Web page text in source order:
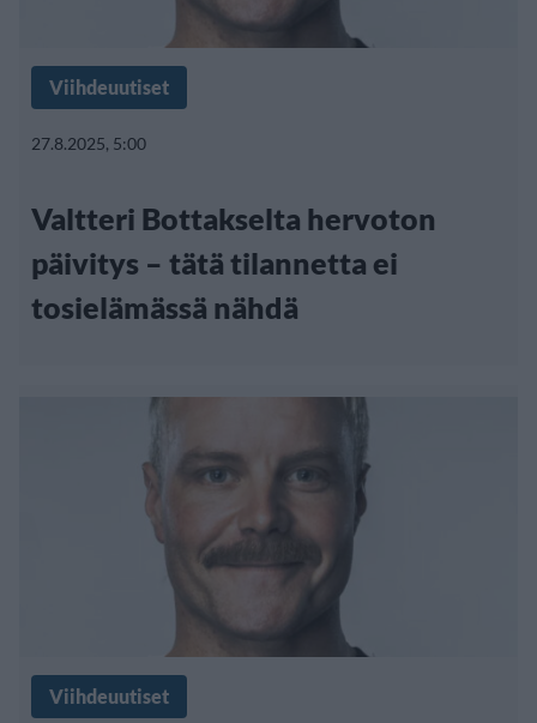
Viihdeuutiset
27.8.2025, 5:00
Valtteri Bottakselta hervoton
päivitys – tätä tilannetta ei
tosielämässä nähdä
Viihdeuutiset